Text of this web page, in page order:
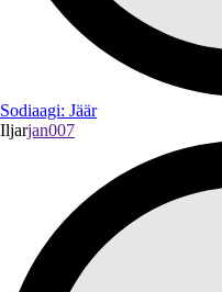
Sodiaagi: Jäär
Iljarjan007